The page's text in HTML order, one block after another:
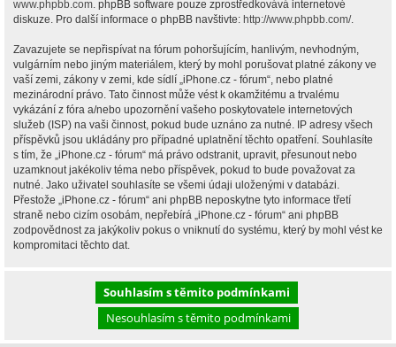
www.phpbb.com. phpBB software pouze zprostředkovává internetové
diskuze. Pro další informace o phpBB navštivte: http://www.phpbb.com/.
Zavazujete se nepřispívat na fórum pohoršujícím, hanlivým, nevhodným,
vulgárním nebo jiným materiálem, který by mohl porušovat platné zákony ve
vaší zemi, zákony v zemi, kde sídlí „iPhone.cz - fórum“, nebo platné
mezinárodní právo. Tato činnost může vést k okamžitému a trvalému
vykázání z fóra a/nebo upozornění vašeho poskytovatele internetových
služeb (ISP) na vaši činnost, pokud bude uznáno za nutné. IP adresy všech
příspěvků jsou ukládány pro případné uplatnění těchto opatření. Souhlasíte
s tím, že „iPhone.cz - fórum“ má právo odstranit, upravit, přesunout nebo
uzamknout jakékoliv téma nebo příspěvek, pokud to bude považovat za
nutné. Jako uživatel souhlasíte se všemi údaji uloženými v databázi.
Přestože „iPhone.cz - fórum“ ani phpBB neposkytne tyto informace třetí
straně nebo cizím osobám, nepřebírá „iPhone.cz - fórum“ ani phpBB
zodpovědnost za jakýkoliv pokus o vniknutí do systému, který by mohl vést ke
kompromitaci těchto dat.